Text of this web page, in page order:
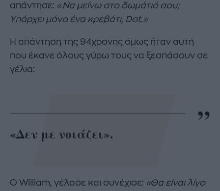
απάντησε: «Να μείνω στο δωμάτιό σου;
Υπάρχει μόνο ένα κρεβάτι, Dot.»
Η απάντηση της 94χρονης όμως ήταν αυτή
που έκανε όλους γύρω τους να ξεσπάσουν σε
γέλια:
«Δεν με νοιάζει».
Ο William, γέλασε και συνέχισε: «Θα είναι λίγο